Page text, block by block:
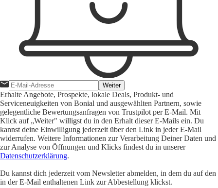
Weiter
Erhalte Angebote, Prospekte, lokale Deals, Produkt- und
Serviceneuigkeiten von Bonial und ausgewählten Partnern, sowie
gelegentliche Bewertungsanfragen von Trustpilot per E-Mail. Mit
Klick auf „Weiter" willigst du in den Erhalt dieser E-Mails ein. Du
kannst deine Einwilligung jederzeit über den Link in jeder E-Mail
widerrufen. Weitere Informationen zur Verarbeitung Deiner Daten und
zur Analyse von Öffnungen und Klicks findest du in unserer
Datenschutzerklärung.
Du kannst dich jederzeit vom Newsletter abmelden, in dem du auf den
in der E-Mail enthaltenen Link zur Abbestellung klickst.